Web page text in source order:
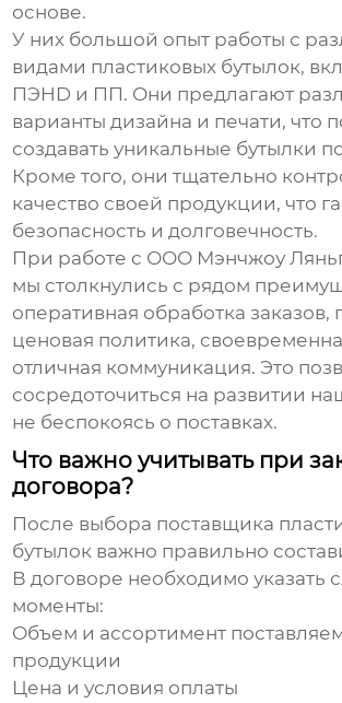
основе.
У них большой опыт работы с
видами пластиковых бутылок,
ПЭHD и ПП. Они предлагают
варианты дизайна и печати, что
создавать уникальные бутылки
Кроме того, они тщательно
качество своей продукции, что
безопасность и долговечность.
При работе с ООО Мэнчжоу
мы столкнулись с рядом
оперативная обработка заказов,
ценовая политика,
отличная коммуникация. Это
сосредоточиться на развитии
не беспокоясь о поставках.
Что важно учитывать при
договора?
После выбора поставщика
бутылок важно правильно
В договоре необходимо указать
моменты:
Объем и ассортимент
продукции
Цена и условия оплаты